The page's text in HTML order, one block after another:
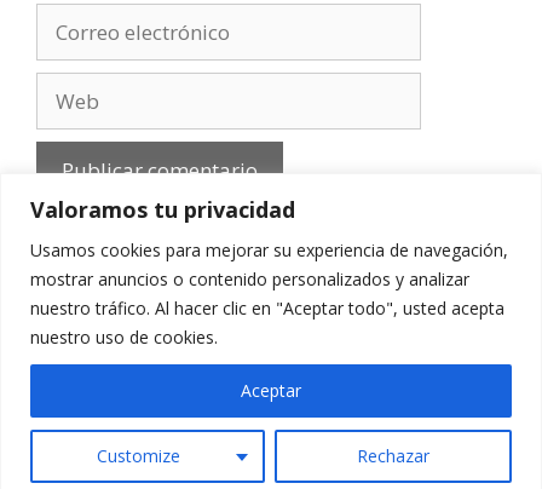
Valoramos tu privacidad
Usamos cookies para mejorar su experiencia de navegación,
mostrar anuncios o contenido personalizados y analizar
nuestro tráfico. Al hacer clic en "Aceptar todo", usted acepta
nuestro uso de cookies.
Customize Rechazar
Aceptar
electrónico
Aviso Legal-Política de privacidad
Contacto
© 2010 - 2026 mirefranero.com